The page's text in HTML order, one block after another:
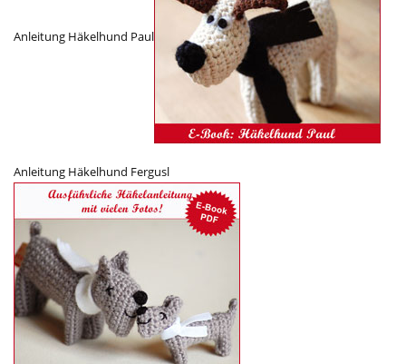
Anleitung Häkelhund Paul
Anleitung Häkelhund Fergusl